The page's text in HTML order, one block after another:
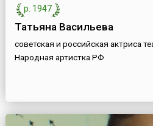
р. 1947
Татьяна Васильева
советская и российская актриса
Народная артистка РФ